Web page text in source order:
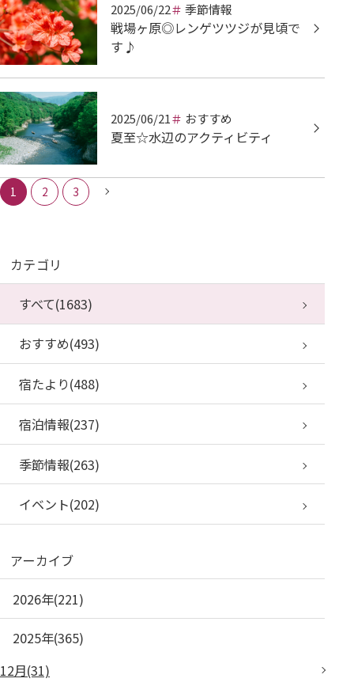
2025/06/22 季節情報
戦場ヶ原◎レンゲツツジが見頃で
す♪
2025/06/21 おすすめ
夏至☆水辺のアクティビティ
1 2 3
カテゴリ
すべて(1683)
おすすめ(493)
宿たより(488)
宿泊情報(237)
季節情報(263)
イベント(202)
アーカイブ
2026年(221)
2025年(365)
12月(31)